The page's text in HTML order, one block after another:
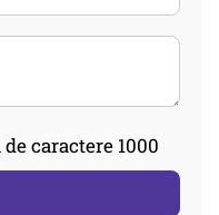
caractere 1000